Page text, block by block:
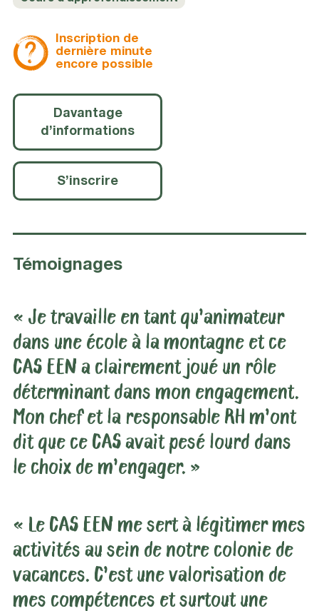
Inscription de
dernière minute
encore possible
Davantage
d’informations
S’inscrire
Témoignages
« Je travaille en tant qu’animateur
dans une école à la montagne et ce
CAS EEN a clairement joué un rôle
déterminant dans mon engagement.
Mon chef et la responsable RH m’ont
dit que ce CAS avait pesé lourd dans
le choix de m’engager. »
« Le CAS EEN me sert à légitimer mes
activités au sein de notre colonie de
vacances. C’est une valorisation de
mes compétences et surtout une